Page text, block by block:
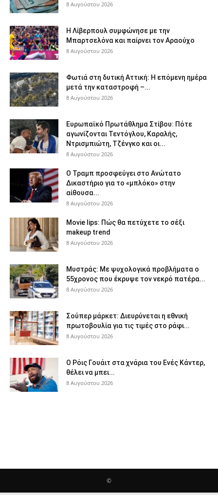
8 Αυγούστου 2026
Η Λίβερπουλ συμφώνησε με την
Μπαρτσελόνα και παίρνει τον Αραούχο
8 Αυγούστου 2026
Φωτιά στη δυτική Αττική: Η επόμενη ημέρα
μετά την καταστροφή –...
8 Αυγούστου 2026
Ευρωπαϊκό Πρωτάθλημα Στίβου: Πότε
αγωνίζονται Τεντόγλου, Καραλής,
Ντρισμπιώτη, Τζένγκο και οι...
8 Αυγούστου 2026
Ο Τραμπ προσφεύγει στο Ανώτατο
Δικαστήριο για το «μπλόκο» στην
αίθουσα...
8 Αυγούστου 2026
Movie lips: Πώς θα πετύχετε το σέξι
makeup trend
8 Αυγούστου 2026
Μυστράς: Με ψυχολογικά προβλήματα ο
55χρονος που έκρυψε τον νεκρό πατέρα...
8 Αυγούστου 2026
Σούπερ μάρκετ: Διευρύνεται η εθνική
πρωτοβουλία για τις τιμές στο ράφι...
8 Αυγούστου 2026
Ο Ρόις Γουάιτ στα χνάρια του Ενές Κάντερ,
θέλει να μπει...
8 Αυγούστου 2026
©